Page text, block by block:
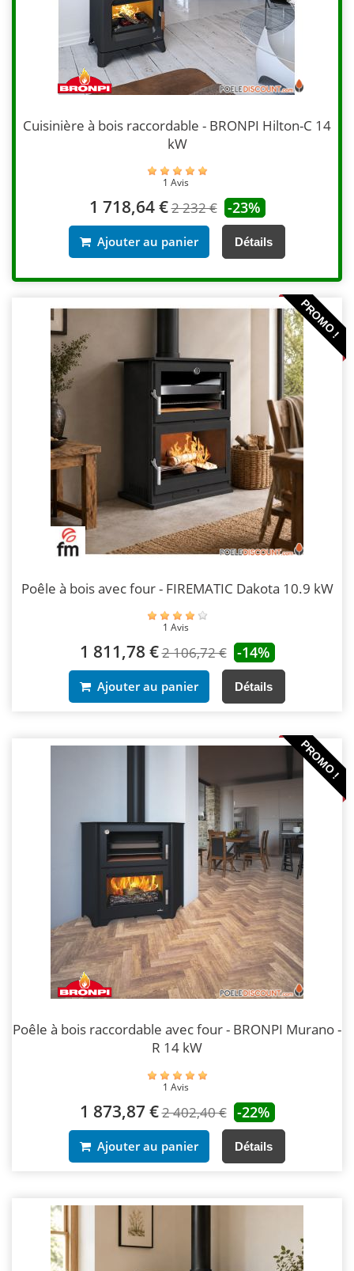
Cuisinière à bois raccordable - BRONPI Hilton-C 14
kW
1 Avis
1 718,64 €2 232 € -23%
Ajouter au panier Détails
PROMO !
Poêle à bois avec four - FIREMATIC Dakota 10.9 kW
1 Avis
1 811,78 €2 106,72 € -14%
Ajouter au panier Détails
PROMO !
Poêle à bois raccordable avec four - BRONPI Murano -
R 14 kW
1 Avis
1 873,87 €2 402,40 € -22%
Ajouter au panier Détails